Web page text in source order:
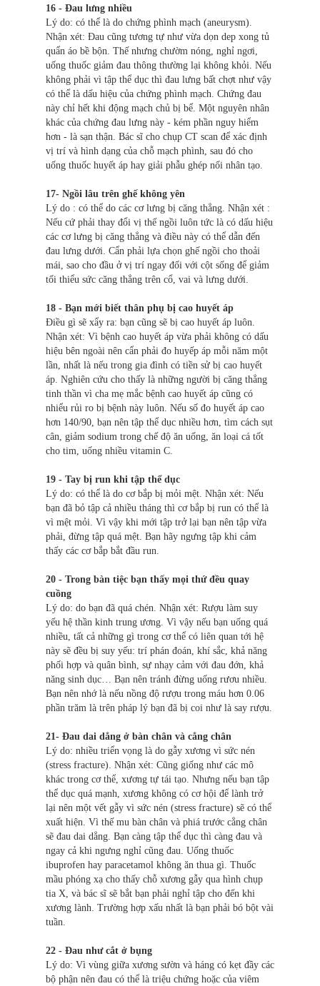
16 - Đau lưng nhiều
Lý do: có thể là do chứng phình mạch (aneurysm).
Nhận xét: Đau cũng tương tự như vừa dọn dep xong tủ
quẩn áo bề bộn. Thế nhưng chườm nóng, nghỉ ngơi,
uống thuốc giảm đau thông thường lại không khỏi. Nếu
không phải vì tập thể dục thì đau lưng bất chợt như vậy
có thể là dấu hiệu của chứng phình mạch. Chứng đau
này chỉ hết khi động mạch chủ bị bể. Một nguyên nhân
khác của chứng đau lưng này - kém phần nguy hiểm
hơn - là sạn thận. Bác sĩ cho chụp CT scan để xác định
vị trí và hình dạng của chỗ mạch phình, sau đó cho
uống thuốc huyết áp hay giải phẫu ghép nối nhân tạo.
17- Ngồi lâu trên ghế không yên
Lý do : có thể do các cơ lưng bị căng thẳng. Nhận xét :
Nếu cứ phải thay đổi vị thế ngồi luôn tức là có dấu hiệu
các cơ lưng bị căng thẳng và điều này có thể dẫn đến
đau lưng dưới. Cẩn phải lựa chọn ghế ngồi cho thoải
mái, sao cho đầu ở vị trí ngay đối với cột sống để giảm
tối thiểu sức căng thẳng trên cổ, vai và lưng dưới.
18 - Bạn mới biết thân phụ bị cao huyết áp
Điều gì sẽ xẩy ra: bạn cũng sẽ bị cao huyết áp luôn.
Nhận xét: Vì bệnh cao huyết áp vừa phải không có dấu
hiệu bên ngoài nên cẩn phải đo huyếp áp mỗi năm một
lần, nhất là nếu trong gia đình có tiền sử bị cao huyết
áp. Nghiên cứu cho thấy là những người bị căng thẳng
tinh thần vì cha mẹ mắc bệnh cao huyết áp cũng có
nhiểu rủi ro bị bệnh này luôn. Nếu số đo huyết áp cao
hơn 140/90, bạn nên tập thể dục nhiều hơn, tìm cách sụt
cân, giảm sodium trong chế độ ăn uống, ăn loại cá tốt
cho tim, uống nhiều vitamin C.
19 - Tay bị run khi tập thể dục
Lý do: có thể là do cơ bắp bị mỏi mệt. Nhận xét: Nếu
bạn đã bỏ tập cả nhiều tháng thì cơ bắp bị run có thể là
vì mệt mỏi. Vì vậy khi mới tập trở lại bạn nên tập vừa
phải, đừng tập quá mệt. Bạn hãy ngưng tập khi cảm
thấy các cơ bắp bắt đầu run.
20 - Trong bàn tiệc bạn thấy mọi thứ đều quay
cuồng
Lý do: do bạn đã quá chén. Nhận xét: Rượu làm suy
yếu hệ thần kinh trung ương. Vì vậy nếu bạn uống quá
nhiều, tất cả những gì trong cơ thể có liên quan tới hệ
này sẽ đều bị suy yếu: trí phán đoán, khí sắc, khả năng
phối hợp và quân bình, sự nhạy cảm với đau đớn, khả
năng sinh dục… Bạn nên tránh đừng uống rươu nhiều.
Bạn nên nhớ là nếu nồng độ rượu trong máu hơn 0.06
phần trăm là trên pháp lý bạn đã bị coi như là say rượu.
21- Đau dai dẳng ở bàn chân và cẳng chân
Lý do: nhiều triển vọng là do gẫy xương vì sức nén
(stress fracture). Nhận xét: Cũng giống như các mô
khác trong cơ thể, xương tự tái tạo. Nhưng nếu bạn tập
thể dục quá mạnh, xương không có cơ hội để lành trở
lại nên một vết gẫy vì sức nén (stress fracture) sẽ có thể
xuất hiện. Vì thế mu bàn chân và phiá trước cẳng chân
sẽ đau dai dẳng. Bạn càng tập thể dục thì càng đau và
ngay cả khi ngưng nghỉ cũng đau. Uống thuốc
ibuprofen hay paracetamol không ăn thua gì. Thuốc
mầu phóng xạ cho thấy chỗ xương gẫy qua hình chụp
tia X, và bác sĩ sẽ bắt bạn phải nghỉ tập cho đến khi
xương lành. Trường hợp xấu nhất là bạn phải bó bột vài
tuần.
22 - Đau như cắt ở bụng
Lý do: Vì vùng giữa xương sườn và háng có kẹt đầy các
bộ phận nên đau có thể là triệu chứng hoặc của viêm